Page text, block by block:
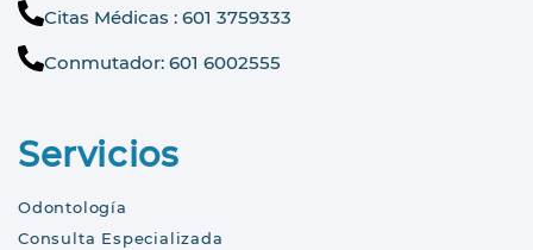
Citas Médicas : 601 3759333
Conmutador: 601 6002555
Servicios
Odontología
Consulta Especializada